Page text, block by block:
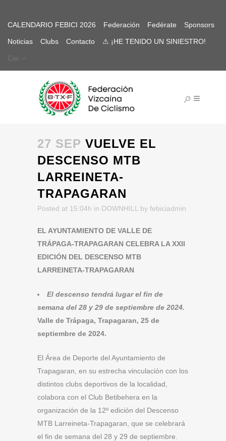
CALENDARIO FEBICI 2026 Federación Fedérate Sponsors
Noticias Clubs Contacto ⚠ ¡HE TENIDO UN SINIESTRO!
Cas
27 SEP VUELVE EL
DESCENSO MTB
LARREINETA-
TRAPAGARAN
Posted at 15:04h in DOWNHILL by febiciadmin
EL AYUNTAMIENTO DE VALLE DE
TRÁPAGA-TRAPAGARAN CELEBRA LA XXII
EDICIÓN DEL DESCENSO MTB
LARREINETA-TRAPAGARAN
El descenso tendrá lugar el fin de
semana del 28 y 29 de septiembre de 2024.
Valle de Trápaga, Trapagaran, 25 de
septiembre de 2024.
El Área de Deporte del Ayuntamiento de
Trapagaran, en su estrecha vinculación con los
distintos clubs deportivos de la localidad,
colabora con el Club Betibehera en la
organización de la 12º edición del Descenso
MTB Larreineta-Trapagaran, que se celebrará
el fin de semana del 28 y 29 de septiembre.